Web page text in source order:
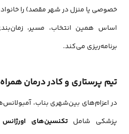
خصوصی یا منزل در شهر مقصد) را
اساس همین انتخاب، مسیر،
برنامه‌ریزی می‌کند.
تیم پرستاری و کادر درمان همراه
پزشکی شاملتکنسین‌های اورژانس